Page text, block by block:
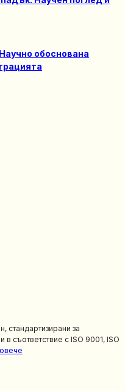
обоснована
стандартизирани за
съответствие с ISO 9001, ISO